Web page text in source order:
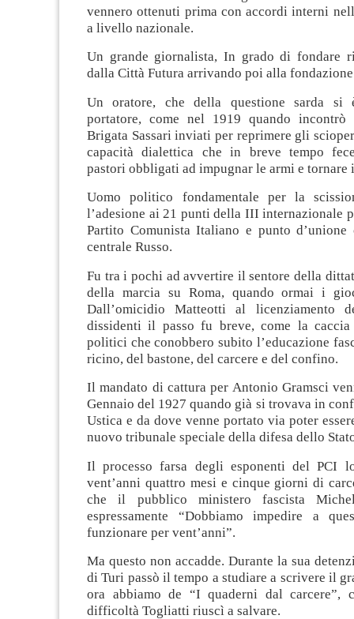
vennero ottenuti prima con accordi interni
a livello nazionale.
Un grande giornalista, In grado di fondare
dalla Città Futura arrivando poi alla
Un oratore, che della questione sarda si
portatore, come nel 1919 quando
Brigata Sassari inviati per reprimere gli
capacità dialettica che in breve tempo
pastori obbligati ad impugnar le armi e tornare
Uomo politico fondamentale per la
l’adesione ai 21 punti della III internazionale
Partito Comunista Italiano e punto
centrale Russo.
Fu tra i pochi ad avvertire il sentore della
della marcia su Roma, quando ormai i
Dall’omicidio Matteotti al licenziamento
dissidenti il passo fu breve, come la
politici che conobbero subito l’educazione
ricino, del bastone, del carcere e del confino.
Il mandato di cattura per Antonio Gramsci
Gennaio del 1927 quando già si trovava in
Ustica e da dove venne portato via poter
nuovo tribunale speciale della difesa dello
Il processo farsa degli esponenti del PCI
vent’anni quattro mesi e cinque giorni di
che il pubblico ministero fascista
espressamente “Dobbiamo impedire a
funzionare per vent’anni”.
Ma questo non accadde. Durante la sua
di Turi passò il tempo a studiare a scrivere il
ora abbiamo de “I quaderni dal carcere”,
difficoltà Togliatti riuscì a salvare.